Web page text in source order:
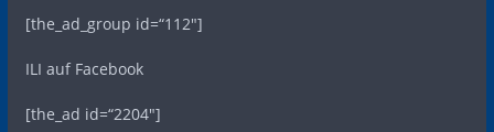
[the_ad_group id=“112″]
ILI auf Facebook
[the_ad id=“2204″]